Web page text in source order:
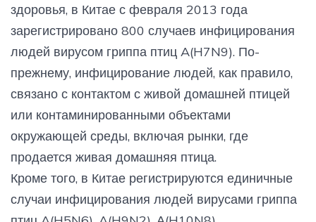
здоровья, в Китае с февраля 2013 года
зарегистрировано 800 случаев инфицирования
людей вирусом гриппа птиц A(H7N9). По-
прежнему, инфицирование людей, как правило,
связано с контактом с живой домашней птицей
или контаминированными объектами
окружающей среды, включая рынки, где
продается живая домашняя птица.
Кроме того, в Китае регистрируются единичные
случаи инфицирования людей вирусами гриппа